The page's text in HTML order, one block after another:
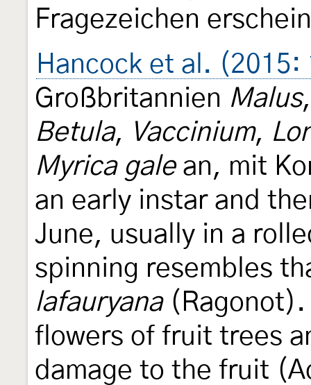
Fragezeichen
Hancock et al. (2015:
Großbritannien Malus
Betula, Vaccinium,
Myrica galean, mit
an early instar and
June, usually in a
spinning resembles
lafauryana(Ragonot).
flowers of fruit trees
damage to the fruit